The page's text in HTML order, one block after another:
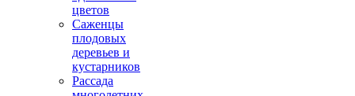
цветов
Саженцы
плодовых
деревьев и
кустарников
Рассада